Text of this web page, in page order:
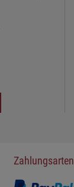
Zahlungsarten